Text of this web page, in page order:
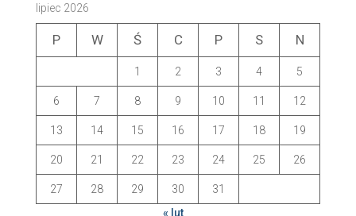
lipiec 2026
P W Ś C P S N
1 2 3 4 5
6 7 8 9 10 11 12
13 14 15 16 17 18 19
20 21 22 23 24 25 26
27 28 29 30
31
« lut